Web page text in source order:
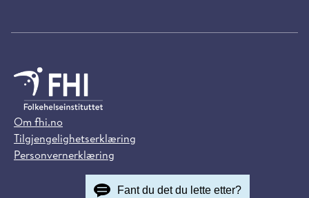
Om fhi.no
Tilgjengelighetserklæring
Personvernerklæring
Fant du det du lette etter?